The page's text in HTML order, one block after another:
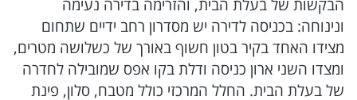
הבקשות של בעלת הבית, והזרימה בדירה נעימה
ונינוחה: בכניסה לדירה יש מסדרון רחב ידיים שתחום
מצידו האחד בקיר בטון חשוף באורך של כשלושה מטרים,
ומצדו השני ארון כניסה ודלת בקו אפס שמובילה לחדרה
של בעלת הבית. החלל המרכזי כולל מטבח, סלון, פינת